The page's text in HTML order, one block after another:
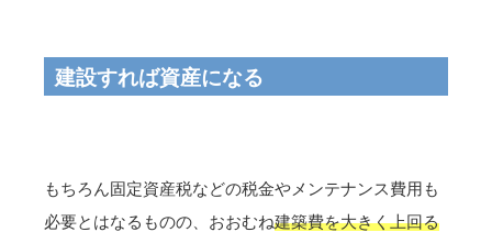
建設すれば資産になる
もちろん固定資産税などの税金やメンテナンス費用も
必要とはなるものの、おおむね建築費を大きく上回る